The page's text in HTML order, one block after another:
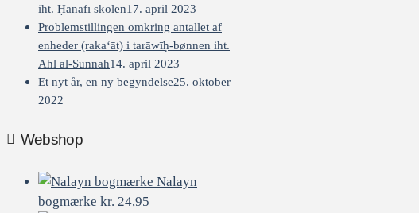
iht. Ḥanafī skolen17. april 2023
Problemstillingen omkring antallet af
enheder (raka‘āt) i tarāwīḥ-bønnen iht.
Ahl al-Sunnah14. april 2023
Et nyt år, en ny begyndelse25. oktober
2022
Webshop
Nalayn
bogmærke kr. 24,95